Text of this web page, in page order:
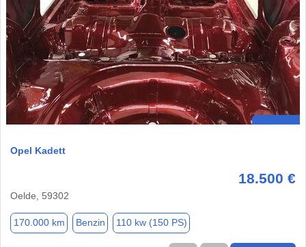
Opel Kadett
18.500 €
Oelde, 59302
170.000 km Benzin 110 kw (150 PS)